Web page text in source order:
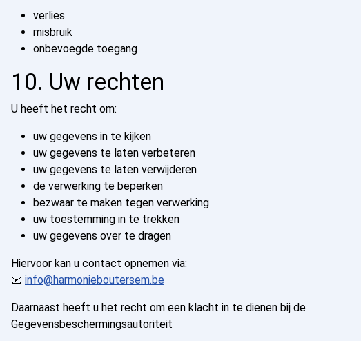
verlies
misbruik
onbevoegde toegang
10. Uw rechten
U heeft het recht om:
uw gegevens in te kijken
uw gegevens te laten verbeteren
uw gegevens te laten verwijderen
de verwerking te beperken
bezwaar te maken tegen verwerking
uw toestemming in te trekken
uw gegevens over te dragen
Hiervoor kan u contact opnemen via:
📧 info@harmonieboutersem.be
Daarnaast heeft u het recht om een klacht in te dienen bij de
Gegevensbeschermingsautoriteit